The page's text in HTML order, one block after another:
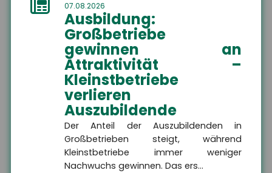
07.08.2026
Ausbildung:
Großbetriebe
gewinnen an
Attraktivität –
Kleinstbetriebe
verlieren
Auszubildende
Der Anteil der Auszubildenden in
Großbetrieben steigt, während
Kleinstbetriebe immer weniger
Nachwuchs gewinnen. Das ers...
Wir sind gerne für Sie da